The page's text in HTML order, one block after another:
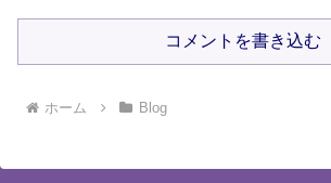
コメントを書き込む
ホーム Blog